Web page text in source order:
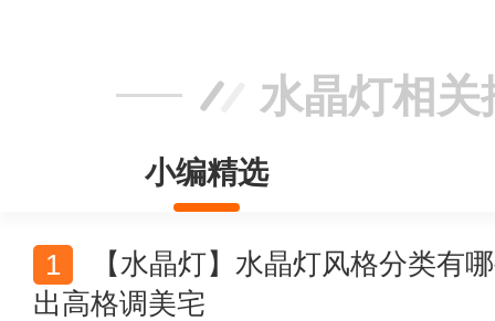
水晶灯相关
小编精选
出高格调美宅